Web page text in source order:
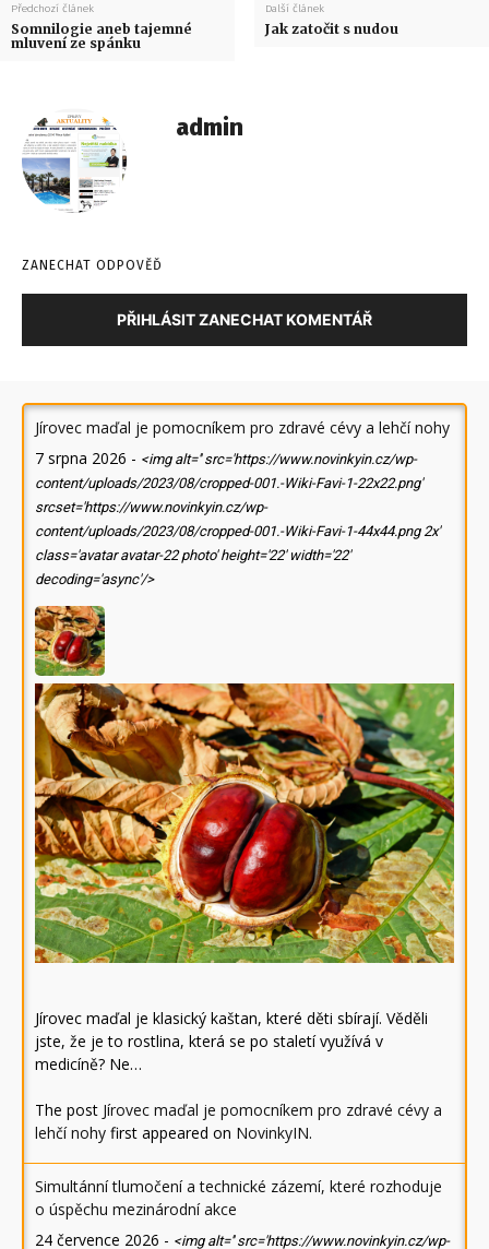
Předchozí článek
Somnilogie aneb tajemné
mluvení ze spánku
Další článek
Jak zatočit s nudou
admin
ZANECHAT ODPOVĚĎ
PŘIHLÁSIT ZANECHAT KOMENTÁŘ
Jírovec maďal je pomocníkem pro zdravé cévy a lehčí nohy
7 srpna 2026 - <img alt='' src='https://www.novinkyin.cz/wp-
content/uploads/2023/08/cropped-001.-Wiki-Favi-1-22x22.png'
srcset='https://www.novinkyin.cz/wp-
content/uploads/2023/08/cropped-001.-Wiki-Favi-1-44x44.png 2x'
class='avatar avatar-22 photo' height='22' width='22'
decoding='async'/>
Jírovec maďal je klasický kaštan, které děti sbírají. Věděli
jste, že je to rostlina, která se po staletí využívá v
medicíně? Ne…
The post Jírovec maďal je pomocníkem pro zdravé cévy a
lehčí nohy first appeared on NovinkyIN.
Simultánní tlumočení a technické zázemí, které rozhoduje
o úspěchu mezinárodní akce
24 července 2026 - <img alt='' src='https://www.novinkyin.cz/wp-